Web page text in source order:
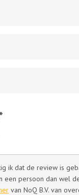
ik dat de review is
een persoon dan wel
van NoQ B.V. van